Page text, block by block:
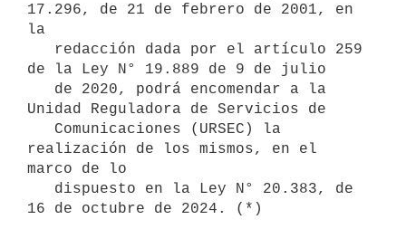
17.296, de 21 de febrero de 2001, en
la
de la Ley N° 19.889 de 9 de julio
Unidad Reguladora de Servicios de
realización de los mismos, en el
marco de lo
16 de octubre de 2024. (*)